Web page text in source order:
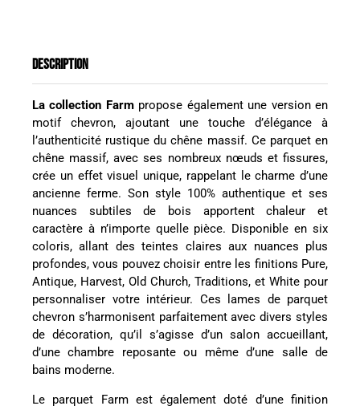
DESCRIPTION
La collection Farmpropose également une version en
motif chevron, ajoutant une touche d’élégance à
l’authenticité rustique du chêne massif. Ce parquet en
chêne massif, avec ses nombreux nœuds et fissures,
crée un effet visuel unique, rappelant le charme d’une
ancienne ferme. Son style 100% authentique et ses
nuances subtiles de bois apportent chaleur et
caractère à n’importe quelle pièce. Disponible en six
coloris, allant des teintes claires aux nuances plus
profondes, vous pouvez choisir entre les finitions Pure,
Antique, Harvest, Old Church, Traditions, et White pour
personnaliser votre intérieur. Ces lames de parquet
chevron s’harmonisent parfaitement avec divers styles
de décoration, qu’il s’agisse d’un salon accueillant,
d’une chambre reposante ou même d’une salle de
bains moderne.
Le parquet Farm est également doté d’une finition